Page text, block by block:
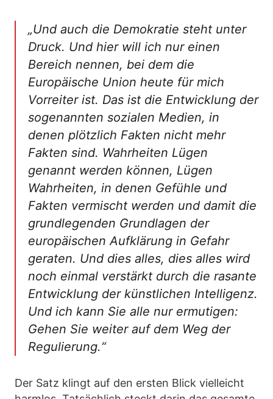
„Und auch die Demokratie steht unter
Druck. Und hier will ich nur einen
Bereich nennen, bei dem die
Europäische Union heute für mich
Vorreiter ist. Das ist die Entwicklung der
sogenannten sozialen Medien, in
denen plötzlich Fakten nicht mehr
Fakten sind. Wahrheiten Lügen
genannt werden können, Lügen
Wahrheiten, in denen Gefühle und
Fakten vermischt werden und damit die
grundlegenden Grundlagen der
europäischen Aufklärung in Gefahr
geraten. Und dies alles, dies alles wird
noch einmal verstärkt durch die rasante
Entwicklung der künstlichen Intelligenz.
Und ich kann Sie alle nur ermutigen:
Gehen Sie weiter auf dem Weg der
Regulierung.“
Der Satz klingt auf den ersten Blick vielleicht